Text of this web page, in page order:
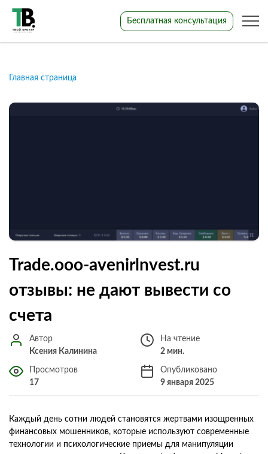
Бесплатная консультация
Главная страница
Trade.ooo-avenirlnvest.ru
отзывы: не дают вывести со
счета
Автор
Ксения Калинина
На чтение
2 мин.
Просмотров
17
Опубликовано
9 января 2025
Каждый день сотни людей становятся жертвами изощренных
финансовых мошенников, которые используют современные
технологии и психологические приемы для манипуляции